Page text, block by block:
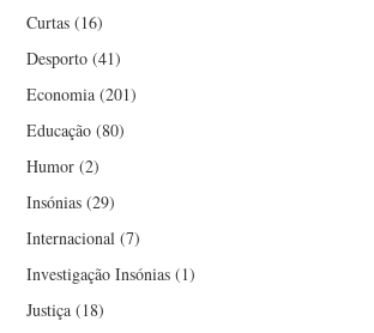
Curtas (16)
Desporto (41)
Economia (201)
Educação (80)
Humor (2)
Insónias (29)
Internacional (7)
Investigação Insónias (1)
Justiça (18)